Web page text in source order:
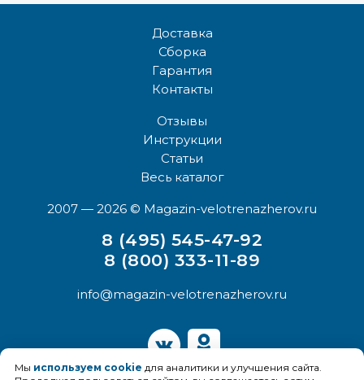
Доставка
Сборка
Гарантия
Контакты
Отзывы
Инструкции
Статьи
Весь каталог
2007 — 2026 © Magazin-velotrenazherov.ru
8 (495) 545-47-92
8 (800) 333-11-89
info@magazin-velotrenazherov.ru
Мы используем cookie для аналитики и улучшения сайта.